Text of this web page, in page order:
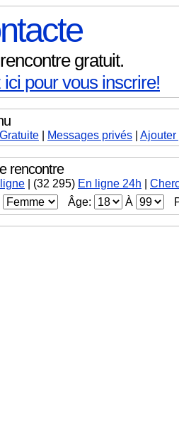
gratuit.
pour vous inscrire!
Messages privés Ajouter
rencontre
(32 295) En ligne 24h
Âge: À